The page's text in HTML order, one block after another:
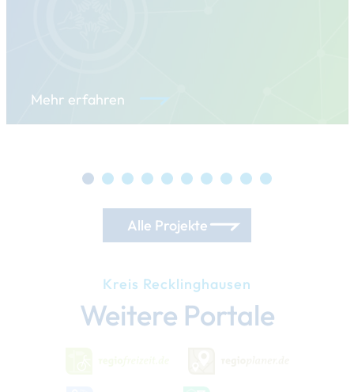
Mehr erfahren
Alle Projekte
Kreis Recklinghausen
Weitere Portale